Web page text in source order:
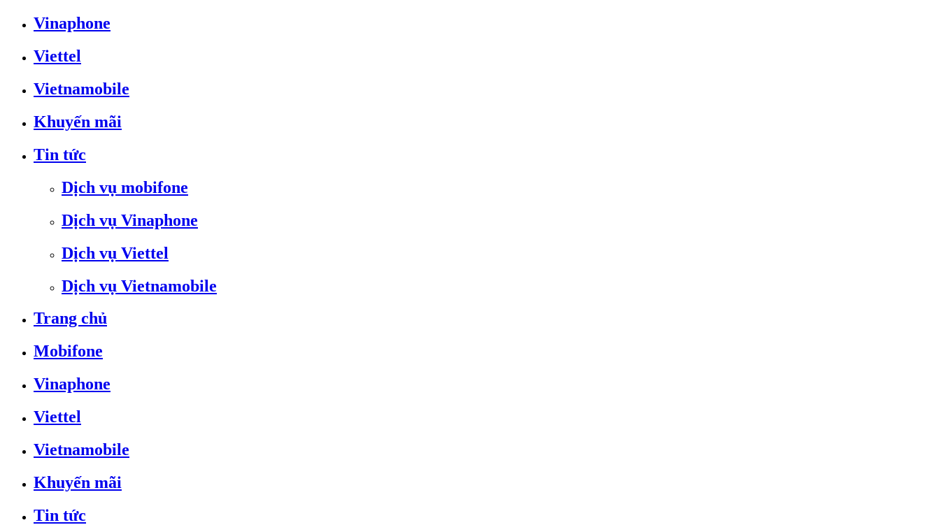
Vinaphone
Viettel
Vietnamobile
Khuyến mãi
Tin tức
Dịch vụ mobifone
Dịch vụ Vinaphone
Dịch vụ Viettel
Dịch vụ Vietnamobile
Trang chủ
Mobifone
Vinaphone
Viettel
Vietnamobile
Khuyến mãi
Tin tức